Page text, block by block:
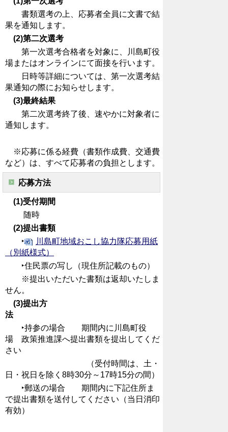
書類選考の上、応募者全員に文書で結
果を通知します。
(2)第二次選考
第一次選考合格者を対象に、川島町役
場またはオンラインにて面接を行います。
日時等詳細については、第一次選考結
果通知の際にお知らせします。
(3)最終結果
第二次選考終了後、速やかに対象者に
通知します。
※応募に係る経費（書類作成費、交通費
など）は、すべて応募者の負担とします。
応募方法
(1)受付期間
随時
(2)提出書類
‣
川島町地域おこし協力隊応募用紙
（別紙様式）
‣住民票の写し（現住所記載のもの）
※提出いただいた書類は返却いたしま
せん。
(3)提出方
法
‣持参の場合 期間内に川島町役
場 政策推進課へ提出書類を提出してくだ
さい
（受付時間は、土・
日・祝日を除く8時30分～17時15分の間）
‣郵送の場合 期間内に下記住所ま
で提出書類を送付してください（当日消印
有効）